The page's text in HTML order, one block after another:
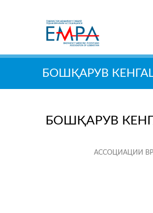
Қидирув
БОШҚАРУВ
БОШҚАРУВ
АССОЦИАЦИИ